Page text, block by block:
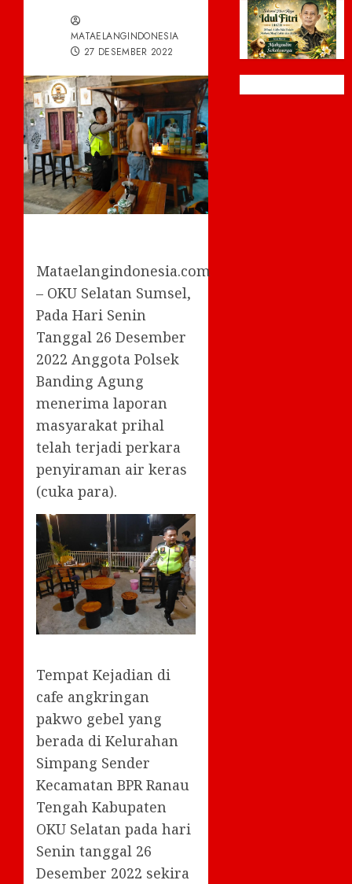
MATAELANGINDONESIA
27 DESEMBER 2022
Mataelangindonesia.com
– OKU Selatan Sumsel,
Pada Hari Senin
Tanggal 26 Desember
2022 Anggota Polsek
Banding Agung
menerima laporan
masyarakat prihal
telah terjadi perkara
penyiraman air keras
(cuka para).
Tempat Kejadian di
cafe angkringan
pakwo gebel yang
berada di Kelurahan
Simpang Sender
Kecamatan BPR Ranau
Tengah Kabupaten
OKU Selatan pada hari
Senin tanggal 26
Desember 2022 sekira